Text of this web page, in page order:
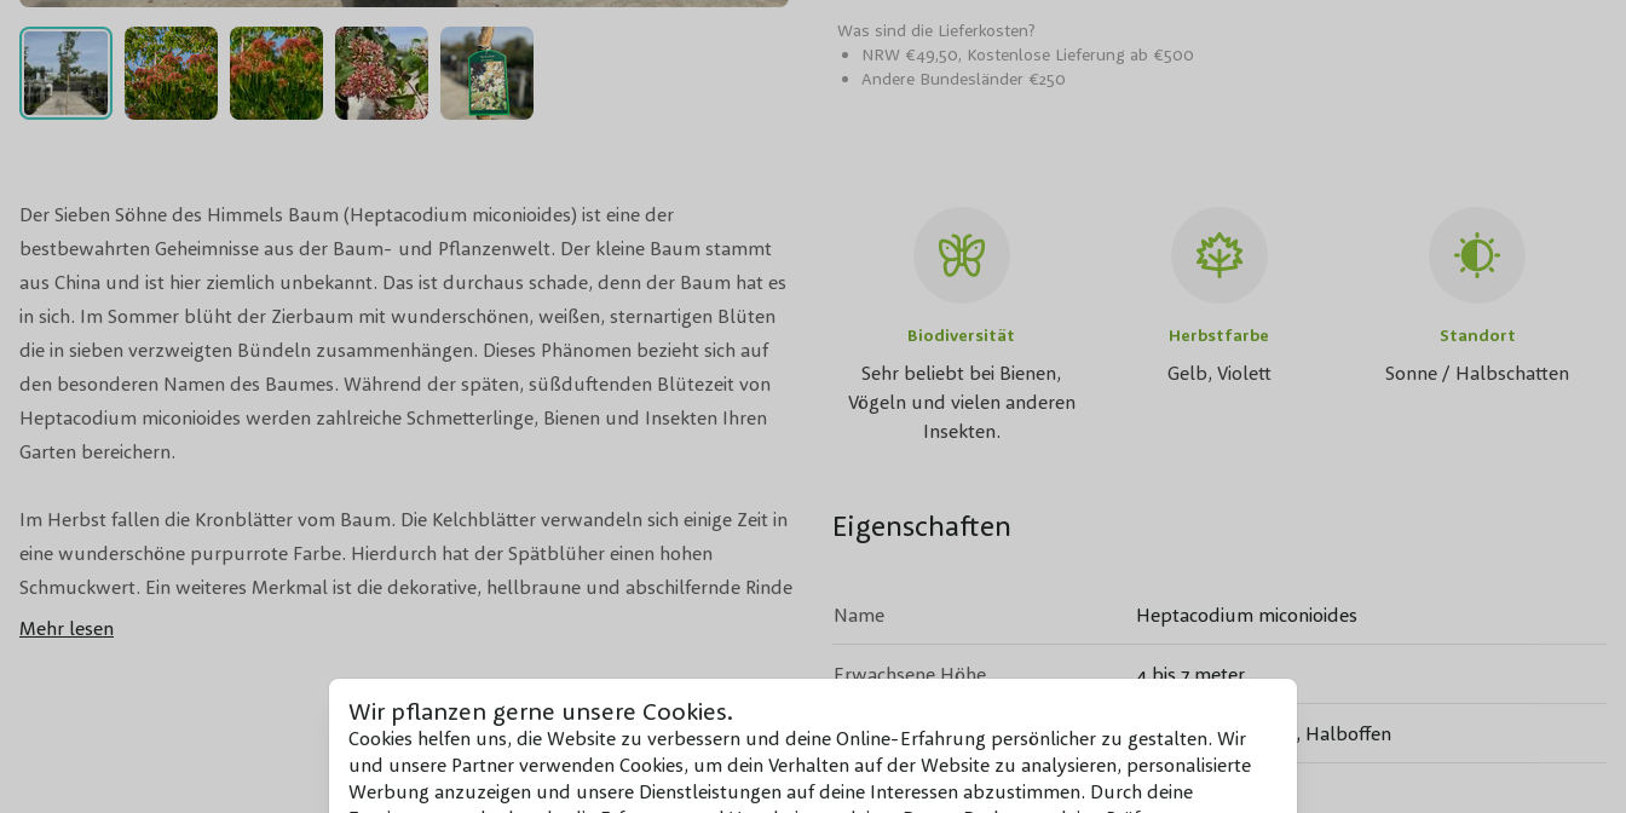
Wir pflanzen gerne unsere Cookies.
Cookies helfen uns, die Website zu verbessern und deine Online-Erfahrung persönlicher zu gestalten. Wir
und unsere Partner verwenden Cookies, um dein Verhalten auf der Website zu analysieren, personalisierte
Werbung anzuzeigen und unsere Dienstleistungen auf deine Interessen abzustimmen. Durch deine
Was sind die Lieferkosten?
NRW €49,50, Kostenlose Lieferung ab €500
Andere Bundesländer €250
Der Sieben Söhne des Himmels Baum (Heptacodium miconioides) ist eine der
bestbewahrten Geheimnisse aus der Baum- und Pflanzenwelt. Der kleine Baum stammt
aus China und ist hier ziemlich unbekannt. Das ist durchaus schade, denn der Baum hat es
in sich. Im Sommer blüht der Zierbaum mit wunderschönen, weißen, sternartigen Blüten
die in sieben verzweigten Bündeln zusammenhängen. Dieses Phänomen bezieht sich auf
den besonderen Namen des Baumes. Während der späten, süßduftenden Blütezeit von
Heptacodium miconioides werden zahlreiche Schmetterlinge, Bienen und Insekten Ihren
Garten bereichern.
Im Herbst fallen die Kronblätter vom Baum. Die Kelchblätter verwandeln sich einige Zeit in
eine wunderschöne purpurrote Farbe. Hierdurch hat der Spätblüher einen hohen
Schmuckwert. Ein weiteres Merkmal ist die dekorative, hellbraune und abschilfernde Rinde
des Baumes. Das Blatt dieser Augenweide ist dunkelgrün gefärbt und hat eine elliptische
Heptacodium miconioides ist nicht immergrün, aber winterhart. Nicht nur der Baum,
sondern auch die runde bis fasen förmige, offene Krone ist ein Traum. Die Krone wird
Mehr lesen
Biodiversität
Sehr beliebt bei Bienen,
Vögeln und vielen anderen
Insekten.
Herbstfarbe
Gelb, Violett
Standort
Sonne / Halbschatten
Eigenschaften
Name Heptacodium miconioides
Erwachsene Höhe 4 bis 7 meter.
Krone Rund, Vase, Skurril, Halboffen
Blattfarbe Grün